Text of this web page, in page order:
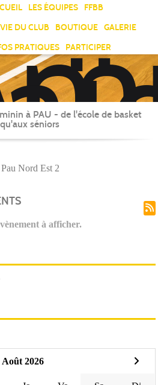
LES ÉQUIPES
FFBB
DU CLUB
BOUTIQUE
GALERIE
PRATIQUES
PARTICIPER
à PAU - de l'école de basket
séniors
Nord Est 2
à afficher.
Août 2026